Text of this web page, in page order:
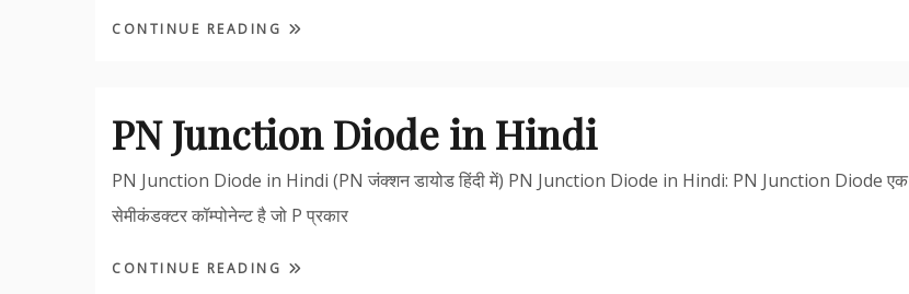
CONTINUE READING
PN Junction Diode in Hindi
PN Junction Diode in Hindi (PN जंक्शन डायोड हिंदी में) PN Junction Diode in Hindi: PN Junction Diode एक
सेमीकंडक्टर कॉम्पोनेन्ट है जो P प्रकार
CONTINUE READING